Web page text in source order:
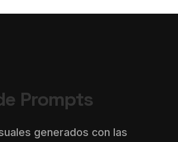
Prompts
generados con las